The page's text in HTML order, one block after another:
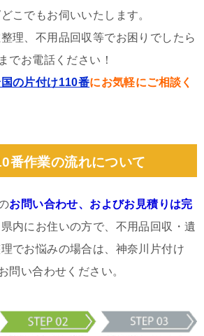
こでもお伺いいたします。
理、不用品回収等でお困りでしたら
でお電話ください！
の片付け110番にお気軽にご相談く
番作業の流れについて
お問い合わせ、およびお見積りは完
内にお住いの方で、不用品回収・遺
でお悩みの場合は、神奈川片付け
問い合わせください。